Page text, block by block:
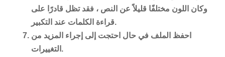
وكان اللون مختلفًا قليلاً عن النص ، فقد تظل قادرًا على
قراءة الكلمات عند التكبير.
احفظ الملف في حال احتجت إلى إجراء المزيد من
التغييرات.